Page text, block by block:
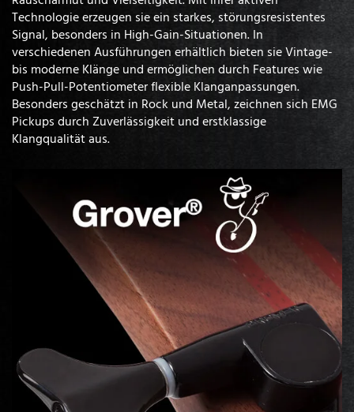
Technologie erzeugen sie ein starkes, störungsresistentes
Signal, besonders in High-Gain-Situationen. In
verschiedenen Ausführungen erhältlich bieten sie Vintage-
bis moderne Klänge und ermöglichen durch Features wie
Push-Pull-Potentiometer flexible Klanganpassungen.
Besonders geschätzt in Rock und Metal, zeichnen sich EMG
Pickups durch Zuverlässigkeit und erstklassige
Klangqualität aus.